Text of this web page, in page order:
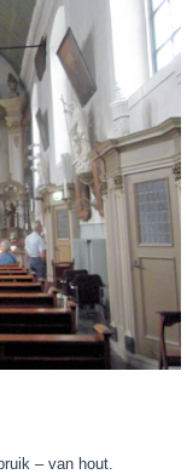
– van hout.